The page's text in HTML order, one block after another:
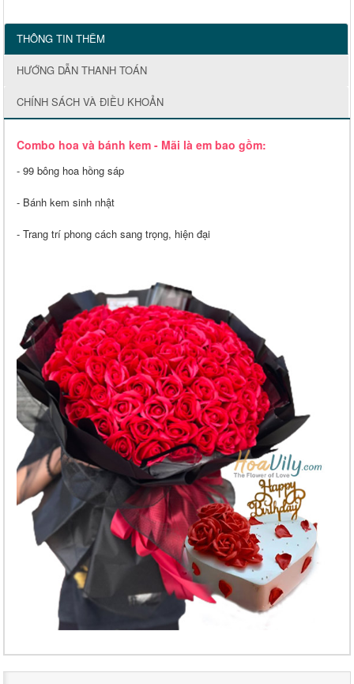
THÔNG TIN THÊM
HƯỚNG DẪN THANH TOÁN
CHÍNH SÁCH VÀ ĐIỀU KHOẢN
Combo hoa và bánh kem - Mãi là em bao gồm:
- 99 bông hoa hồng sáp
- Bánh kem sinh nhật
- Trang trí phong cách sang trọng, hiện đại